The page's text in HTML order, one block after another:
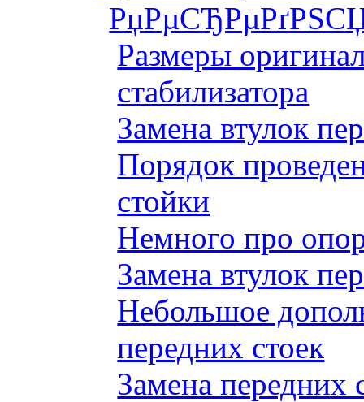
Размеры
стабилизатора
Замена втулок
Порядок
стойки
Немного про
Замена втулок
Небольшое
передних стоек
Замена передних